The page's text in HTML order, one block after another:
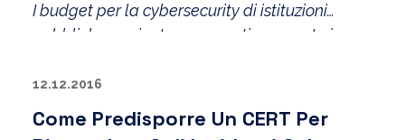
I budget per la cybersecurity di istituzioni
pubbliche e private sono continuamente in
12.12.2016
Come Predisporre Un CERT Per